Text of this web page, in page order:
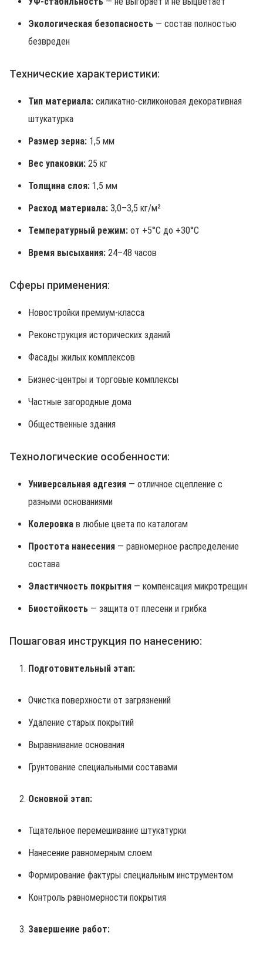
Экологическая безопасность — состав полностью
безвреден
Технические характеристики:
Тип материала: силикатно-силиконовая декоративная
штукатурка
Размер зерна: 1,5 мм
Вес упаковки: 25 кг
Толщина слоя: 1,5 мм
Расход материала: 3,0–3,5 кг/м²
Температурный режим: от +5°C до +30°C
Время высыхания: 24–48 часов
Сферы применения:
Новостройки премиум-класса
Реконструкция исторических зданий
Фасады жилых комплексов
Бизнес-центры и торговые комплексы
Частные загородные дома
Общественные здания
Технологические особенности:
Универсальная адгезия — отличное сцепление с
разными основаниями
Колеровка в любые цвета по каталогам
Простота нанесения — равномерное распределение
состава
Эластичность покрытия — компенсация микротрещин
Биостойкость — защита от плесени и грибка
Пошаговая инструкция по нанесению:
Подготовительный этап:
Очистка поверхности от загрязнений
Удаление старых покрытий
Выравнивание основания
Грунтование специальными составами
Основной этап:
Тщательное перемешивание штукатурки
Нанесение равномерным слоем
Формирование фактуры специальным инструментом
Контроль равномерности покрытия
Завершение работ: